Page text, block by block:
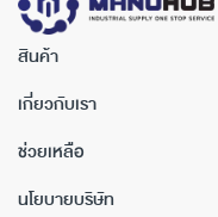
สินค้า
เกี่ยวกับเรา
ช่วยเหลือ
นโยบายบริษัท